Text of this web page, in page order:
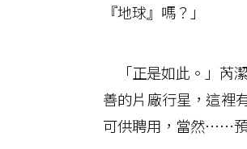
『地球』嗎？」
「正是如此。」芮
善的片廠行星，這裡
可供聘用，當然……